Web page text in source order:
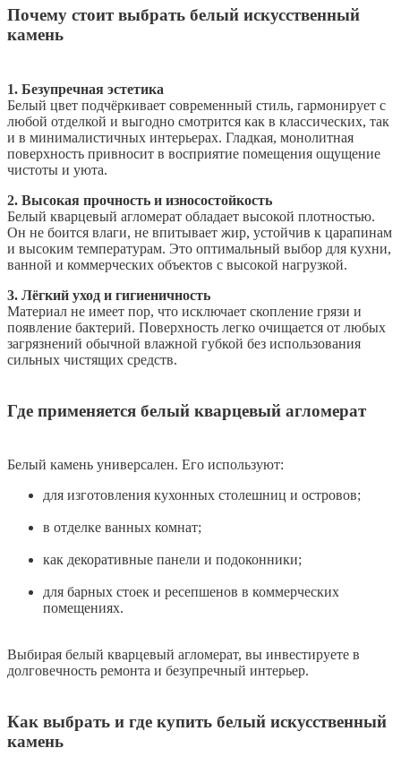
Почему стоит выбрать белый искусственный
камень
1. Безупречная эстетика
Белый цвет подчёркивает современный стиль, гармонирует с
любой отделкой и выгодно смотрится как в классических, так
и в минималистичных интерьерах. Гладкая, монолитная
поверхность привносит в восприятие помещения ощущение
чистоты и уюта.
2. Высокая прочность и износостойкость
Белый кварцевый агломерат обладает высокой плотностью.
Он не боится влаги, не впитывает жир, устойчив к царапинам
и высоким температурам. Это оптимальный выбор для кухни,
ванной и коммерческих объектов с высокой нагрузкой.
3. Лёгкий уход и гигиеничность
Материал не имеет пор, что исключает скопление грязи и
появление бактерий. Поверхность легко очищается от любых
загрязнений обычной влажной губкой без использования
сильных чистящих средств.
Где применяется белый кварцевый агломерат
Белый камень универсален. Его используют:
для изготовления кухонных столешниц и островов;
в отделке ванных комнат;
как декоративные панели и подоконники;
для барных стоек и ресепшенов в коммерческих
помещениях.
Выбирая белый кварцевый агломерат, вы инвестируете в
долговечность ремонта и безупречный интерьер.
Как выбрать и где купить белый искусственный
камень